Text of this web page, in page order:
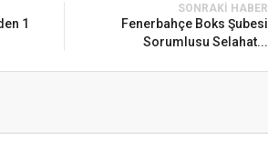
1
SONRAKI HABER
Fenerbahçe Boks Şubesi
Sorumlusu Selahat...